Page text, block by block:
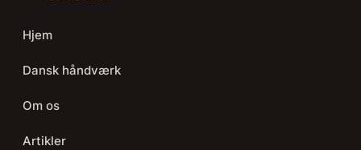
Hjem
Dansk håndværk
Om os
Artikler